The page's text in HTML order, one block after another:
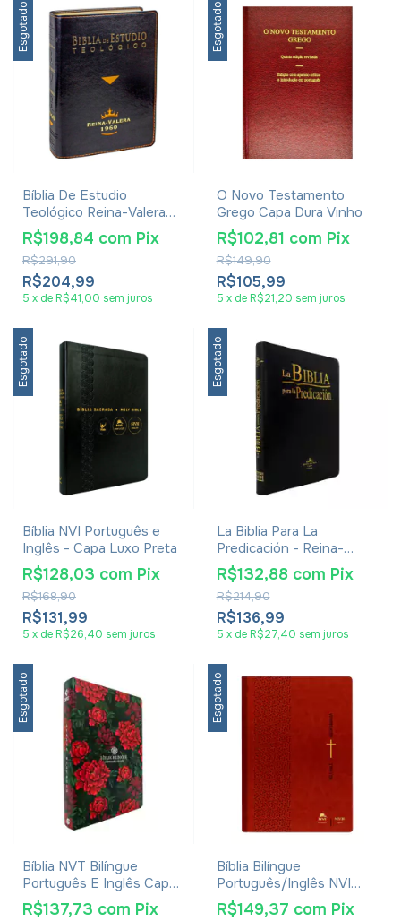
Esgotado
Bíblia De Estudio
Teológico Reina-Valera
1960
R$204,99
R$291,90
R$198,84 com Pix
5 x de R$41,00 sem juros
Esgotado
O Novo Testamento
Grego Capa Dura Vinho
R$105,99
R$149,90
R$102,81 com Pix
5 x de R$21,20 sem juros
Esgotado
Bíblia NVI Português e
Inglês - Capa Luxo Preta
R$131,99
R$168,90
R$128,03 com Pix
5 x de R$26,40 sem juros
Esgotado
La Biblia Para La
Predicación - Reina-
Valera 1960 - Luxo Preta
Com Ziper
R$136,99
R$214,90
R$132,88 com Pix
5 x de R$27,40 sem juros
Esgotado
Bíblia NVT Bilíngue
Português E Inglês Capa
Luxo Aroma De Rosas
R$137,73 com Pix
Esgotado
Bíblia Bilíngue
Português/Inglês NVI
Luxo Marrom
R$149,37 com Pix